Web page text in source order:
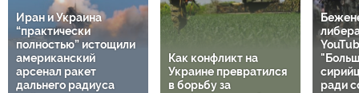
Иран и Украина
“практически
полностью” истощили
американский
арсенал ракет
дальнего радиуса
Как конфликт на
Украине превратился
в борьбу за
ради